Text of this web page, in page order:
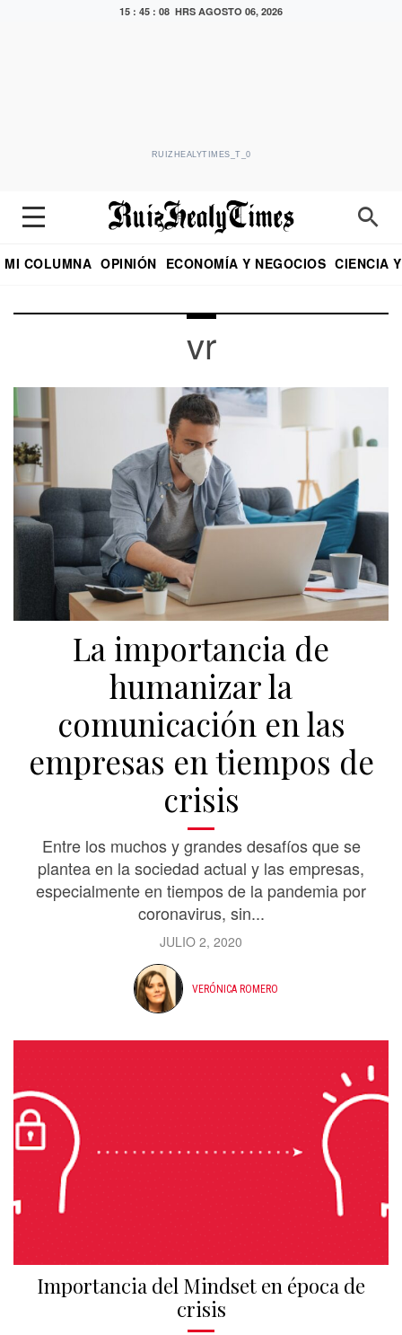
15 : 45 : 09 HRS AGOSTO 06, 2026
RUIZHEALYTIMES_T_0
MI COLUMNA OPINIÓN ECONOMÍA Y NEGOCIOS CIENCIA
vr
La importancia de
humanizar la
comunicación en las
empresas en tiempos de
crisis
Entre los muchos y grandes desafíos que se
plantea en la sociedad actual y las empresas,
especialmente en tiempos de la pandemia por
coronavirus, sin...
JULIO 2, 2020
VERÓNICA ROMERO
Importancia del Mindset en época de
crisis